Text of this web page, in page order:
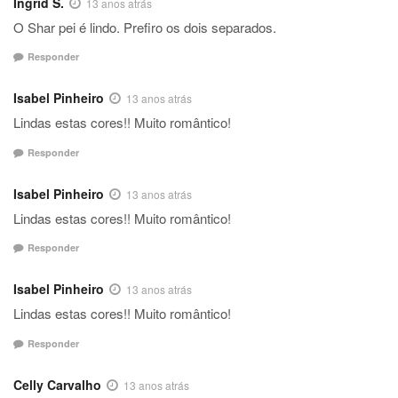
O Shar pei é lindo. Prefiro os dois separados.
Responder
Isabel Pinheiro 13 anos atrás
Lindas estas cores!! Muito romântico!
Responder
Isabel Pinheiro 13 anos atrás
Lindas estas cores!! Muito romântico!
Responder
Isabel Pinheiro 13 anos atrás
Lindas estas cores!! Muito romântico!
Responder
Celly Carvalho 13 anos atrás